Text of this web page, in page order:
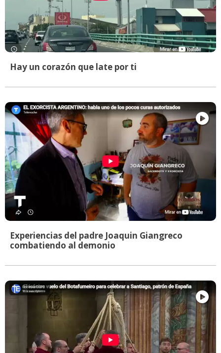
Hay un corazón que late por ti
Experiencias del padre Joaquin Giangreco
combatiendo al demonio